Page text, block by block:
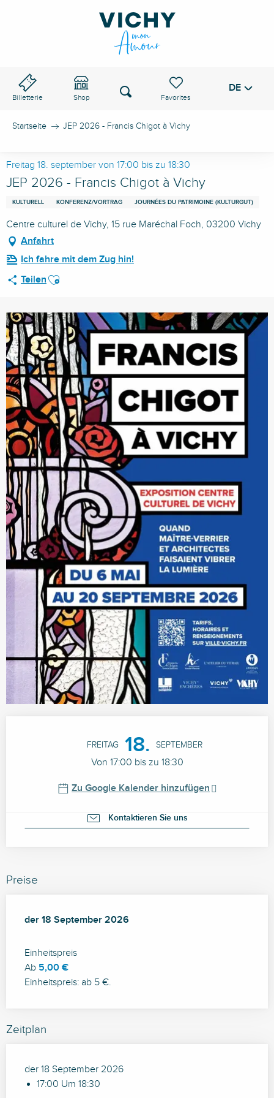
Billetterie Shop
Voir les favoris
Suche DE
Startseite JEP 2026 - Francis Chigot à Vichy
Freitag 18. september von 17:00 bis zu 18:30
JEP 2026 - Francis Chigot à Vichy
KULTURELL KONFERENZ/VORTRAG JOURNÉES DU PATRIMOINE (KULTURGUT)
Centre culturel de Vichy, 15 rue Maréchal Foch, 03200 Vichy
Anfahrt
Ich fahre mit dem Zug hin!
Teilen Ajouter aux favoris
FREITAG 18. SEPTEMBER
Von 17:00 bis zu 18:30
Zu Google Kalender hinzufügen
Kontaktieren Sie uns
Preise
der 18 September 2026
der 18 September 2026
Einheitspreis
Ab 5,00 €
Einheitspreis: ab 5 €.
Zeitplan
der 18 September 2026
17:00 Um 18:30